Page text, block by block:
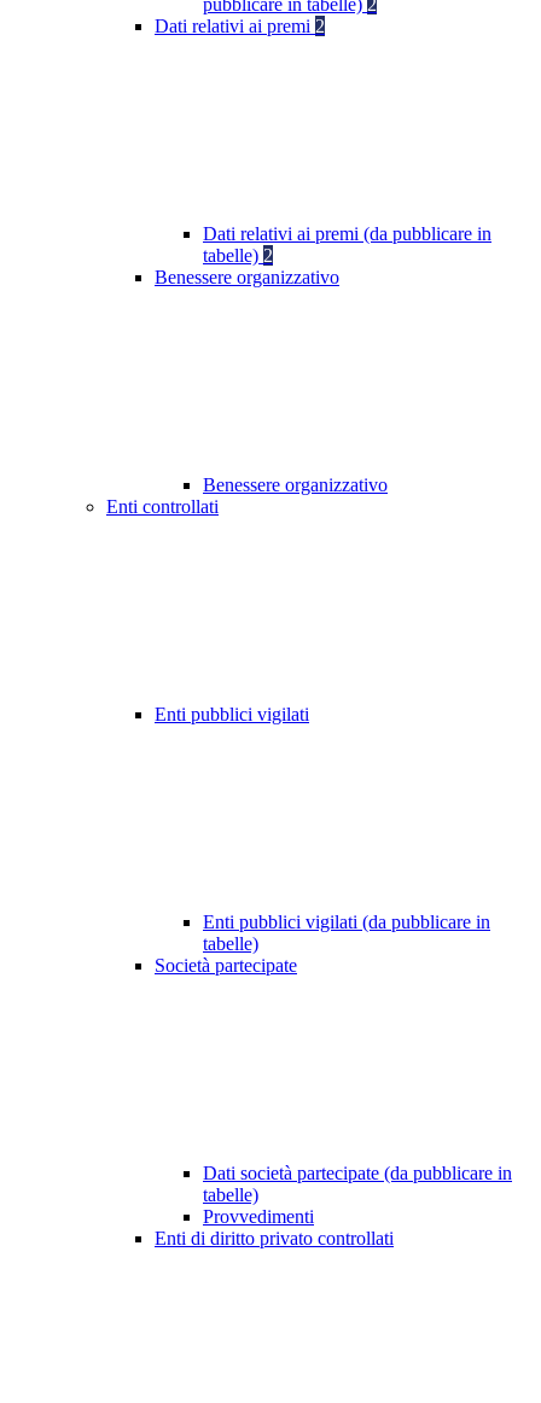
pubblicare in tabelle) 2
Dati relativi ai premi 2
Dati relativi ai premi (da pubblicare in
tabelle) 2
Benessere organizzativo
Benessere organizzativo
Enti controllati
Enti pubblici vigilati
Enti pubblici vigilati (da pubblicare in
tabelle)
Società partecipate
Dati società partecipate (da pubblicare in
tabelle)
Provvedimenti
Enti di diritto privato controllati